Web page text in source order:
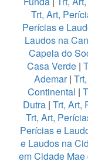
Trt, Art,
Perícias e
Laudos na
Capela do
Casa Verde |
Ademar|
Continental |
Dutra | Trt, Art,
Trt, Art,
Perícias e
e Laudos na
em Cidade Mae